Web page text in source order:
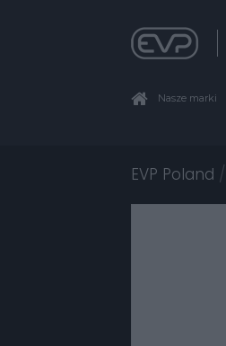
Nasze marki
EVP Poland /